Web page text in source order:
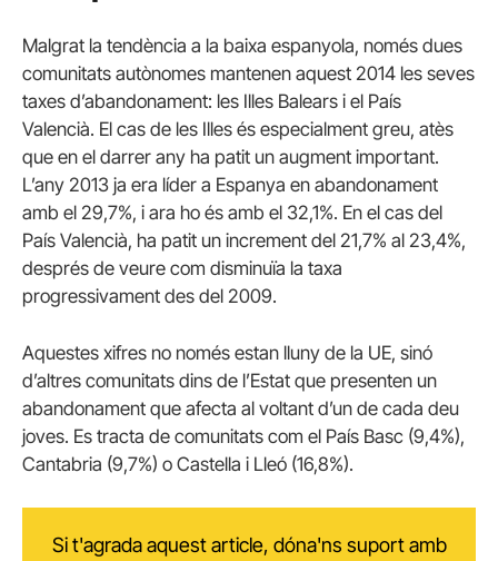
Malgrat la tendència a la baixa espanyola, només dues
comunitats autònomes mantenen aquest 2014 les seves
taxes d’abandonament: les Illes Balears i el País
Valencià. El cas de les Illes és especialment greu, atès
que en el darrer any ha patit un augment important.
L’any 2013 ja era líder a Espanya en abandonament
amb el 29,7%, i ara ho és amb el 32,1%. En el cas del
País Valencià, ha patit un increment del 21,7% al 23,4%,
després de veure com disminuïa la taxa
progressivament des del 2009.
Aquestes xifres no només estan lluny de la UE, sinó
d’altres comunitats dins de l’Estat que presenten un
abandonament que afecta al voltant d’un de cada deu
joves. Es tracta de comunitats com el País Basc (9,4%),
Cantabria (9,7%) o Castella i Lleó (16,8%).
Si t'agrada aquest article, dóna'ns suport amb